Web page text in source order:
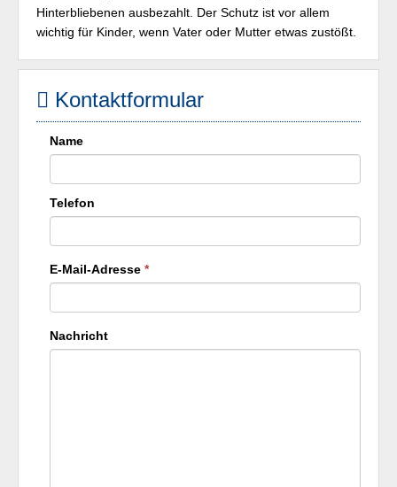
Hinterbliebenen ausbezahlt. Der Schutz ist vor allem
wichtig für Kinder, wenn Vater oder Mutter etwas zustößt.
Kontaktformular
Name
Telefon
E-Mail-Adresse *
Nachricht